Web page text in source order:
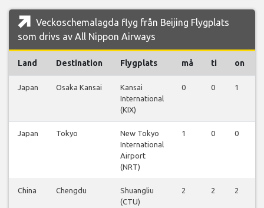
Veckoschemalagda flyg från Beijing Flygplats
som drivs av All Nippon Airways
Land Destination Flygplats må ti on
Japan Osaka Kansai
Kansai
International
(KIX)
0 0 1
Japan Tokyo
New Tokyo
International
Airport
(NRT)
1 0 0
China Chengdu
Shuangliu
(CTU)
2 2 2